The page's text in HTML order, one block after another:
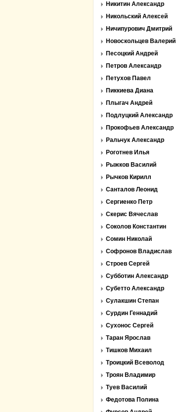
Никитин Александр
Никольский Алексей
Ничипурович Дмитрий
Новоскольцев Валерий
Песоцкий Андрей
Петров Александр
Петухов Павел
Пиккиева Диана
Плыгач Андрей
Подлуцкий Александр
Прокофьев Александр
Ральчук Александр
Роготнев Илья
Рыжков Василий
Рычков Кирилл
Санталов Леонид
Сергиенко Петр
Скерис Вячеслав
Соколов Константин
Сомин Николай
Софронов Владислав
Строев Сергей
Субботин Александр
Субетто Александр
Сулакшин Степан
Сурдин Геннадий
Сухонос Сергей
Таран Ярослав
Тишков Михаил
Троицкий Всеволод
Троян Владимир
Туев Василий
Федотова Полина